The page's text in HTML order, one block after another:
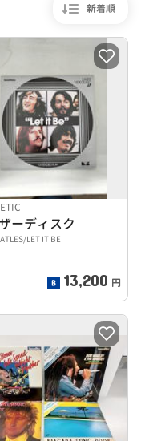
新着順
ーディスク
LET IT BE
13,200 円